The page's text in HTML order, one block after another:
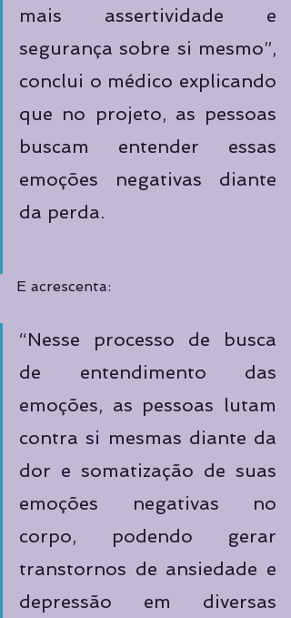
mais assertividade e
segurança sobre si mesmo”,
conclui o médico explicando
que no projeto, as pessoas
buscam entender essas
emoções negativas diante
da perda.
E acrescenta:
“Nesse processo de busca
de entendimento das
emoções, as pessoas lutam
contra si mesmas diante da
dor e somatização de suas
emoções negativas no
corpo, podendo gerar
transtornos de ansiedade e
depressão em diversas